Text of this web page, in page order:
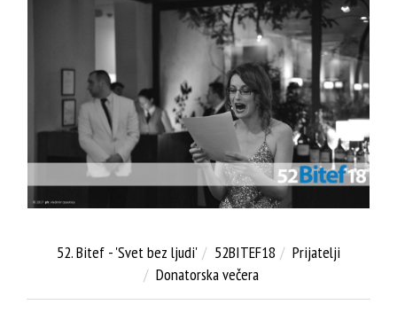
52. Bitef - 'Svet bez ljudi' 52BITEF18
Prijatelji
Donatorska večera